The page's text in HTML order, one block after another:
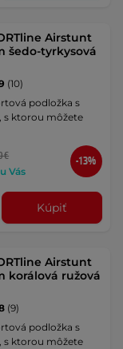
Airstunt
šedo-tyrkysová
(10)
podložka s
s ktorou môžete
€
Vás
-13%
Kúpiť
Airstunt
korálová ružová
(9)
podložka s
s ktorou môžete